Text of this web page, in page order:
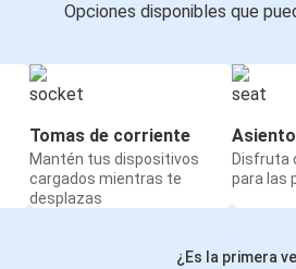
Opciones disponibles que
Tomas de corriente
Mantén tus dispositivos
cargados mientras te
desplazas
Disfruta
para las
¿Es la primera